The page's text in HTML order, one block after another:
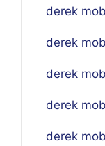
derek
derek
derek
derek
derek